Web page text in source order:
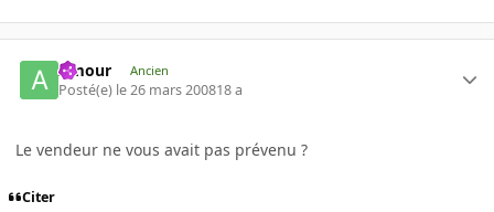
Amour Ancien
Posté(e) le 26 mars 200818 a
Le vendeur ne vous avait pas prévenu ?
Citer